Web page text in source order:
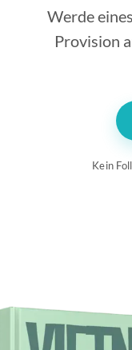
Werde
Provision
Kein